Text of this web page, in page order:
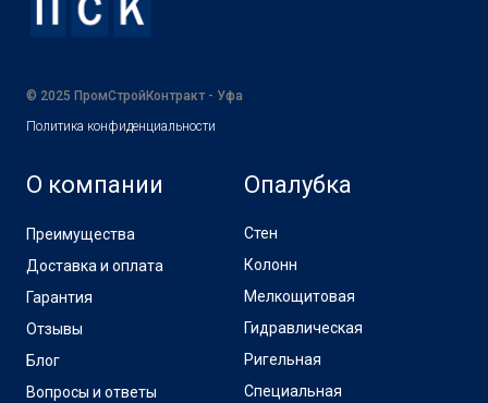
© 2025 ПромСтройКонтракт - Уфа
Политика конфиденциальности
О компании
Преимущества
Доставка и оплата
Гарантия
Отзывы
Блог
Вопросы и ответы
Опалубка
Стен
Колонн
Мелкощитовая
Гидравлическая
Ригельная
Специальная